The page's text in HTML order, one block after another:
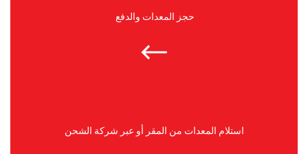
حجز المعدات والدفع
استلام المعدات من المقر أو عبر شركة الشحن